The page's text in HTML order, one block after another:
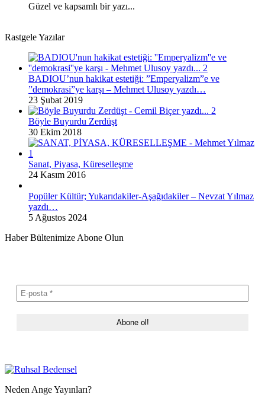
Güzel ve kapsamlı bir yazı...
Rastgele Yazılar
BADIOU’nun hakikat estetiği: ”Emperyalizm”e ve
”demokrasi”ye karşı – Mehmet Ulusoy yazdı…
23 Şubat 2019
Böyle Buyurdu Zerdüşt
30 Ekim 2018
Sanat, Piyasa, Küreselleşme
24 Kasım 2016
Popüler Kültür; Yukarıdakiler-Aşağıdakiler – Nevzat Yılmaz
yazdı…
5 Ağustos 2024
Haber Bültenimize Abone Olun
Neden Ange Yayınları?